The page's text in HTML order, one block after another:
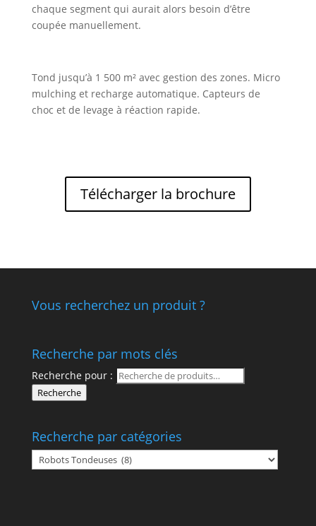
chaque segment qui aurait alors besoin d’être
coupée manuellement.
Tond jusqu’à 1 500 m² avec gestion des zones. Micro
mulching et recharge automatique. Capteurs de
choc et de levage à réaction rapide.
Télécharger la brochure
Vous recherchez un produit ?
Recherche par mots clés
Recherche pour :
Recherche
Recherche par catégories